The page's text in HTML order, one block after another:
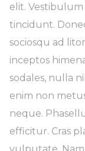
elit.
tincidunt.
sociosqu ad
inceptos
sodales, nulla
enim non
neque.
efficitur. Cras
vulputate.